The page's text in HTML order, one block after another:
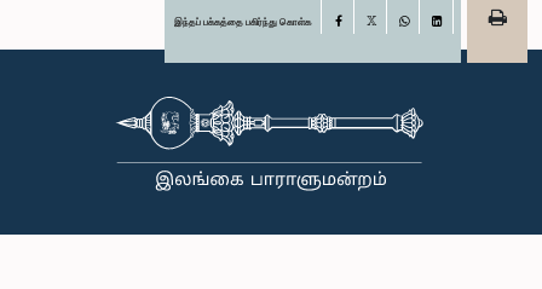
இந்தப் பக்கத்தை பகிர்ந்து கொள்க Facebook